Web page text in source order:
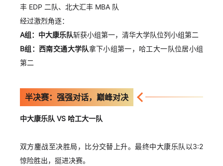
丰 EDP 二队、北大汇丰 MBA 队
经过激烈角逐：
A组：中大康乐队斩获小组第一，清华大学队位列小组第二
B组：西南交通大学队拿下小组第一，哈工大一队位居小组
第二
半决赛：强强对话，巅峰对决
中大康乐队 VS 哈工大一队
双方鏖战至决胜局，比分交替上升。最终中大康乐队以3:2
惊险胜出，挺进决赛。